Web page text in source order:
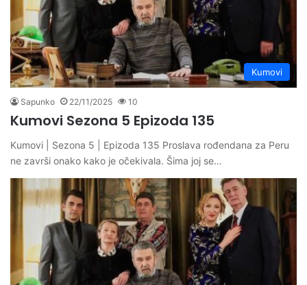
Kumovi
Sapunko 22/11/2025 10
Kumovi Sezona 5 Epizoda 135
Kumovi | Sezona 5 | Epizoda 135 Proslava rođendana za Peru
ne završi onako kako je očekivala. Šima joj se…